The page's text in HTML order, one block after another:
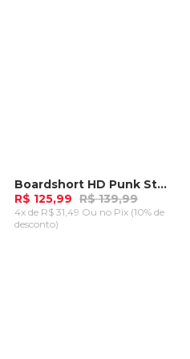
- 10%Boardshort HD Punk Stripes Preto Com Pink
R$ 125,99 R$ 139,99
4x de R$ 31,49 Ou no Pix (10% de
desconto)